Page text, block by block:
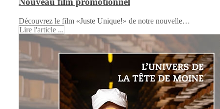
Découvrez le film «Juste Unique!» de notre nouvelle…
Lire l'article ...